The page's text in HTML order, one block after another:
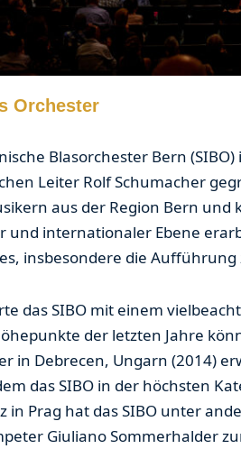
Orchester
Blasorchester Bern
Leiter Rolf Schumacher
aus der Region Bern
und internationaler Ebene
insbesondere die
das SIBO mit einem
der letzten Jahre
in Debrecen, Ungarn (2014)
das SIBO in der höchsten
in Prag hat das SIBO unter
Giuliano Sommerhalder